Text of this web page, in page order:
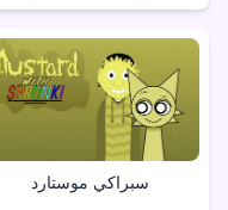
سبراكي موستارد